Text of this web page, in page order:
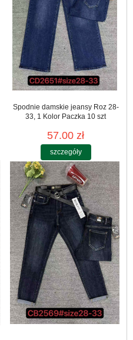
Spodnie damskie jeansy Roz 28-
33, 1 Kolor Paczka 10 szt
57.00 zł
szczegóły